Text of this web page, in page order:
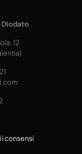
Diodato
12
consensi